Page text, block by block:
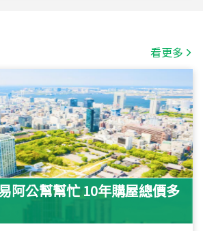
看更多
阿公幫幫忙 10年購屋總價多